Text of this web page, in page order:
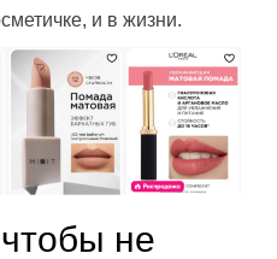
и в жизни.
не